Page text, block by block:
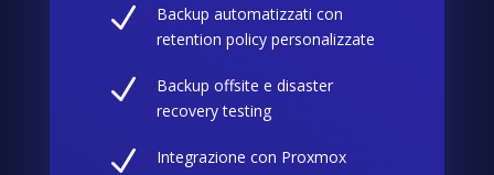
N
Backup automatizzati con
retention policy personalizzate
N
Backup offsite e disaster
recovery testing
N
Integrazione con Proxmox